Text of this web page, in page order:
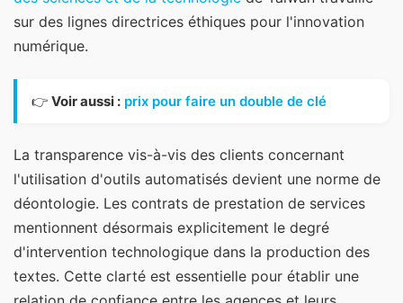
sur des lignes directrices éthiques pour l'innovation
numérique.
👉 Voir aussi : prix pour faire un double de clé
La transparence vis-à-vis des clients concernant
l'utilisation d'outils automatisés devient une norme de
déontologie. Les contrats de prestation de services
mentionnent désormais explicitement le degré
d'intervention technologique dans la production des
textes. Cette clarté est essentielle pour établir une